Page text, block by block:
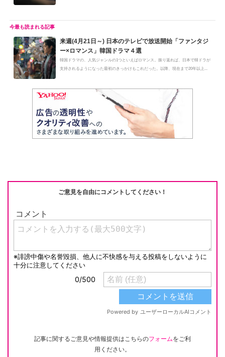
来週(4月21日～) 日本のテレビで放送開始「ファンタジ
ー×ロマンス」韓国ドラマ４選
韓国ドラマの、人気ジャンルの1つといえばロマンス。振り返れば、日本で韓ドラが
支持されるようになった最初のきっかけもこれだった。以降、現在まで20年以上...
ご意見を自由にコメントしてください！
記事に関するご意見や情報提供はこちらのフォームをご利
用ください。